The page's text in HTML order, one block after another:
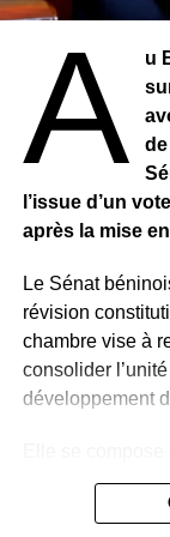
relais
A
u
de
l’issue d’un
après la mise
Le Sénat
révision
chambre vise à
consolider
développement
désignés par le
Wadagni,